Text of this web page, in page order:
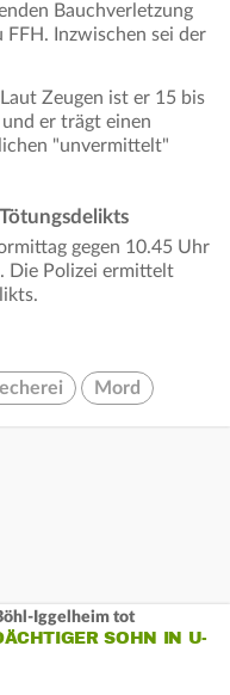
Bauchverletzung
FFH. Inzwischen sei der
Zeugen ist er 15 bis
er trägt einen
"unvermittelt"
gegen 10.45 Uhr
Die Polizei ermittelt
Mord
Iggelheim tot
SOHN IN U-